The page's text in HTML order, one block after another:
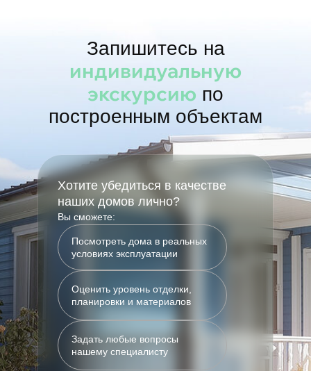
Запишитесь на
индивидуальную
экскурсию по
построенным объектам
Хотите убедиться в качестве
наших домов лично?
Вы сможете:
Посмотреть дома в реальных
условиях эксплуатации
Оценить уровень отделки,
планировки и материалов
Задать любые вопросы
нашему специалисту